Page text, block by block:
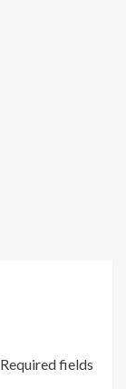
Required fields